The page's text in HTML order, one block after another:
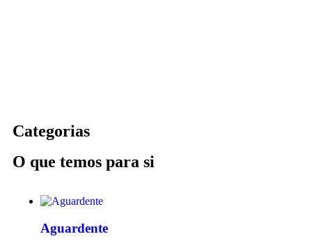
Categorias
O que temos para si
Aguardente